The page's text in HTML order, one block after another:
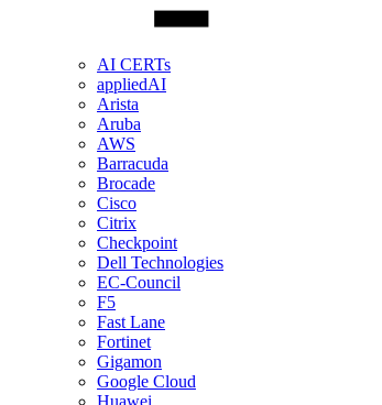
AI CERTs
appliedAI
Arista
Aruba
AWS
Barracuda
Brocade
Cisco
Citrix
Checkpoint
Dell Technologies
EC-Council
F5
Fast Lane
Fortinet
Gigamon
Google Cloud
Huawei